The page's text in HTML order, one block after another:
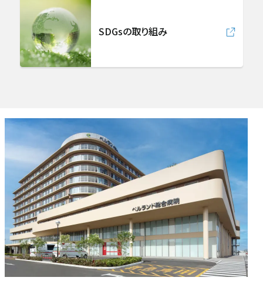
放射線診断科
放射線治療科
総合内科
病理診断科
集中治療部
中央検査部
健診センター
SDGsの取り組み